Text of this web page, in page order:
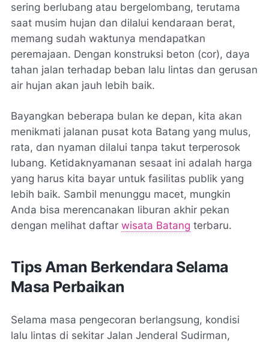
sering berlubang atau bergelombang, terutama
saat musim hujan dan dilalui kendaraan berat,
memang sudah waktunya mendapatkan
peremajaan. Dengan konstruksi beton (cor), daya
tahan jalan terhadap beban lalu lintas dan gerusan
air hujan akan jauh lebih baik.
Bayangkan beberapa bulan ke depan, kita akan
menikmati jalanan pusat kota Batang yang mulus,
rata, dan nyaman dilalui tanpa takut terperosok
lubang. Ketidaknyamanan sesaat ini adalah harga
yang harus kita bayar untuk fasilitas publik yang
lebih baik. Sambil menunggu macet, mungkin
Anda bisa merencanakan liburan akhir pekan
dengan melihat daftar wisata Batang terbaru.
Tips Aman Berkendara Selama
Masa Perbaikan
Selama masa pengecoran berlangsung, kondisi
lalu lintas di sekitar Jalan Jenderal Sudirman,